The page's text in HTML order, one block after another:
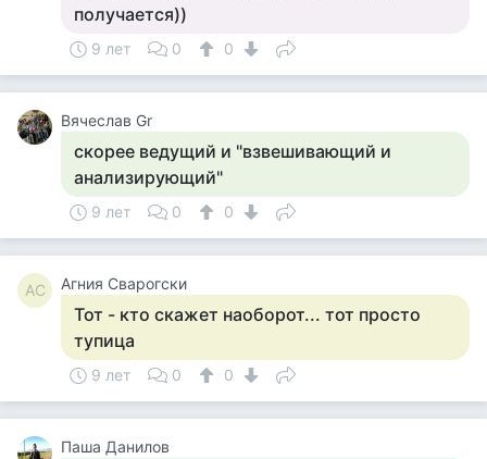
получается))
9 лет 0 0
Вячеслав Gr
скорее ведущий и "взвешивающий и
анализирующий"
9 лет 0 0
АС Агния Сварогски
Тот - кто скажет наоборот... тот просто
тупица
9 лет 0 0
Паша Данилов